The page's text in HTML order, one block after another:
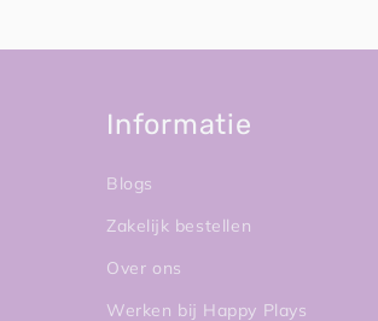
Informatie
Blogs
Zakelijk bestellen
Over ons
Werken bij Happy Plays